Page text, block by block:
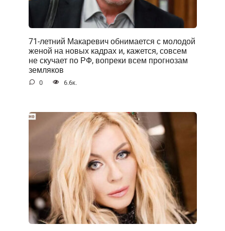
71-летний Макаревич обнимается с молодой
женой на новых кадрах и, кажется, совсем
не скучает по РФ, вопреки всем прогнозам
земляков
0 6.6к.